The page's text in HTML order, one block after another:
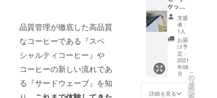
品質管理が徹底した高品質
なコーヒーである『スペ
シャルティコーヒー』や
コーヒーの新しい流れであ
る『サードウェーブ』を知
ケット6
枚】 お
好きな
コー
ヒー1杯
と交換
できる
コー
ヒーチ
ケット6
枚をお
届けし
支援
者：
1人
お届
け予
定：
2021
年06
月
詳細を見る
こ
の
リ
タ
ー
ン